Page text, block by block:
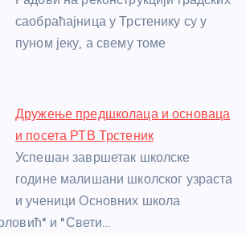
саобраћајница у Трстенику су у
пуном јеку, а свему томе
Дружење предшколаца и основаца
и посета РТВ Трстеник
Успешан завршетак школске
године малишани школског узраста
и ученици Основних школа
и "Свети…